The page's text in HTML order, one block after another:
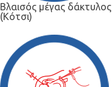
Βλαισός μέγας δάκτυλος
(Κότσι)